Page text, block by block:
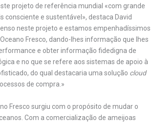
projeto de referência mundial «com grande
consciente e sustentável», destaca David
neste projeto e estamos empenhadíssimos
Fresco, dando-lhes informação que lhes
e obter informação fidedigna de
e no que se refere aos sistemas de apoio à
do qual destacaria uma solução cloud
de compra.»
Fresco surgiu com o propósito de mudar o
Com a comercialização de ameijoas